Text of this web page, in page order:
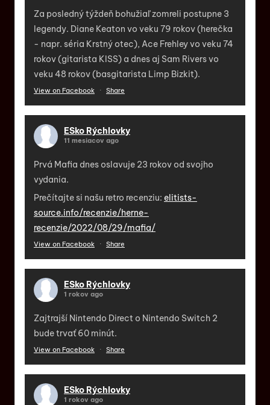
Za posledný týždeň bohužiaľ zomreli postupne 3
legendy. Diane Keaton vo veku 79 rokov (herečka
- napr. séria Krstný otec), Ace Frehley vo veku 74
rokov (gitarista KISS) a dnes aj Sam Rivers vo
veku 48 rokov (basgitarista Limp Bizkit).
View on Facebook · Share
ESko Rýchlovky
11 mesiacov ago
Prvá Mafia dnes oslavuje 23 rokov od svojho
vydania.
Prečítajte si našu retro recenziu: elitists-
source.info/recenzie/herne-
recenzie/2022/08/29/mafia/
View on Facebook · Share
ESko Rýchlovky
1 rokov ago
Zajtrajší Nintendo Direct o Nintendo Switch 2
bude trvať 60 minút.
View on Facebook · Share
ESko Rýchlovky
1 rokov ago